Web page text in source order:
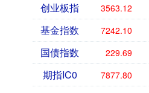
创业板指 3563.12
基金指数 7242.10
国债指数 229.69
期指IC0 7877.80